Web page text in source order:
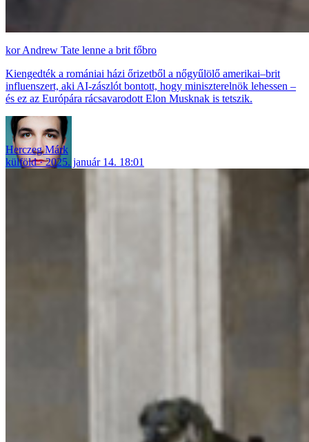
Andrew Tate lenne a brit főbro
Kiengedték a romániai házi őrizetből a nőgyűlölő amerikai–brit
influenszert, aki AI-zászlót bontott, hogy miniszterelnök lehessen –
és ez az Európára rácsavarodott Elon Musknak is tetszik.
Herczeg Márk
külföld
2025. január 14. 18:01